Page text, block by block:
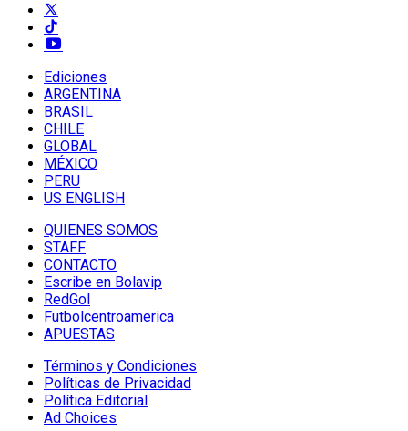
Ediciones
ARGENTINA
BRASIL
CHILE
GLOBAL
MÉXICO
PERU
US ENGLISH
QUIENES SOMOS
STAFF
CONTACTO
Escribe en Bolavip
RedGol
Futbolcentroamerica
APUESTAS
Términos y Condiciones
Políticas de Privacidad
Política Editorial
Ad Choices